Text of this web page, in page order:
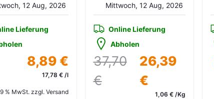
12 Aug, 2026
Lieferung
8,89 €
17,78 € /l
% MwSt. zzgl. Versand
Mittwoch, 12 Aug, 2026
Online Lieferung
Abholen
37,70
€
26,39
€
1,06 € /Kg